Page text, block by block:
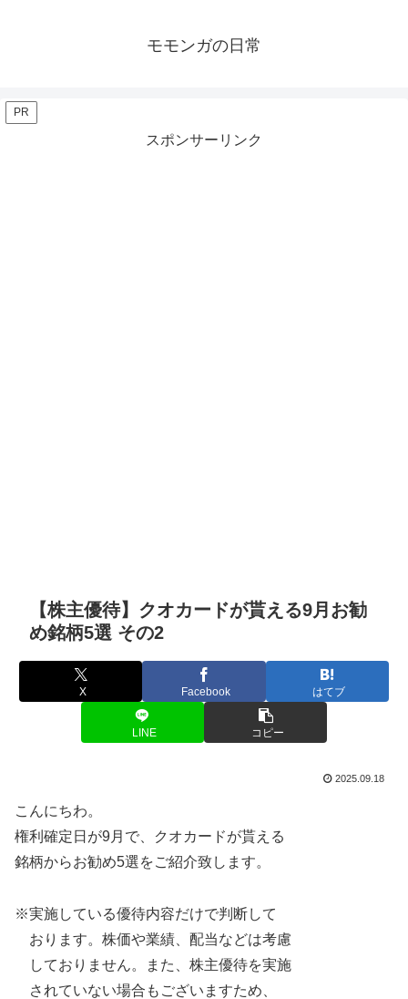
モモンガの日常
PR
スポンサーリンク
【株主優待】クオカードが貰える9月お勧
め銘柄5選 その2
X Facebook はてブ
LINE コピー
2025.09.18
こんにちわ。
権利確定日が9月で、クオカードが貰える
銘柄からお勧め5選をご紹介致します。
※実施している優待内容だけで判断して
おります。株価や業績、配当などは考慮
しておりません。また、株主優待を実施
されていない場合もございますため、